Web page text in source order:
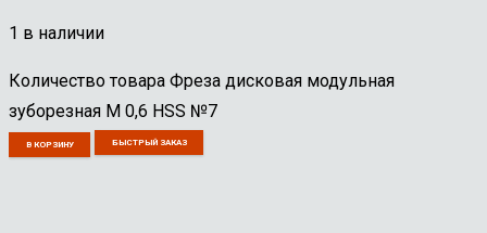
1 в наличии
Количество товара Фреза дисковая модульная
зуборезная М 0,6 HSS №7
В КОРЗИНУ БЫСТРЫЙ ЗАКАЗ